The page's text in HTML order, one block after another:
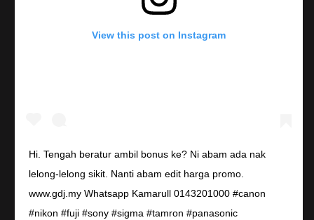
View this post on Instagram
Hi. Tengah beratur ambil bonus ke? Ni abam ada nak
lelong-lelong sikit. Nanti abam edit harga promo.
www.gdj.my Whatsapp Kamarull 0143201000 #canon
#nikon #fuji #sony #sigma #tamron #panasonic